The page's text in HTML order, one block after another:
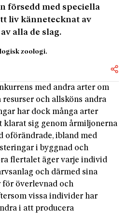
försedd med speciella
liv kännetecknat av
alla de slag.
zoologi.
med andra arter om
resurser och allsköns andra
har dock många arter
klarat sig genom årmiljonerna
oförändrade, ibland med
i byggnad och
flertalet äger varje individ
och därmed sina
överlevnad och
vissa individer har
i att producera